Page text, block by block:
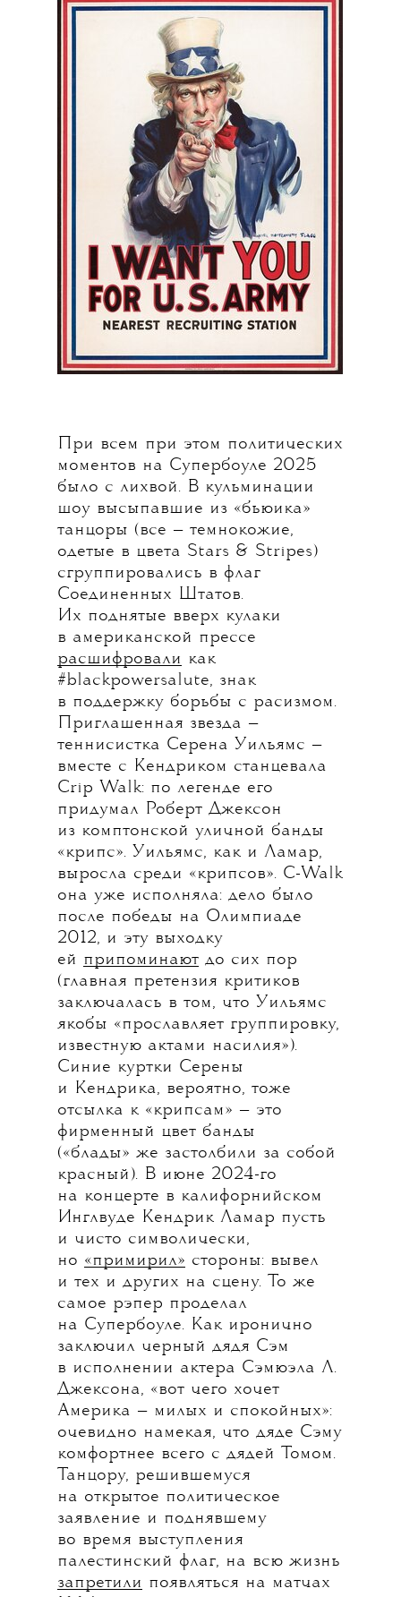
При всем при этом политических
моментов на Супербоуле 2025
было с лихвой. В кульминации
шоу высыпавшие из «бьюика»
танцоры (все — темнокожие,
одетые в цвета Stars & Stripes)
сгруппировались в флаг
Соединенных Штатов.
Их поднятые вверх кулаки
в американской прессе
расшифровали как
#blackpowersalute, знак
в поддержку борьбы с расизмом.
Приглашенная звезда —
теннисистка Серена Уильямс —
вместе с Кендриком станцевала
Crip Walk: по легенде его
придумал Роберт Джексон
из комптонской уличной банды
«крипс». Уильямс, как и Ламар,
выросла среди «крипсов». С-Walk
она уже исполняла: дело было
после победы на Олимпиаде
2012, и эту выходку
ей припоминают до сих пор
(главная претензия критиков
заключалась в том, что Уильямс
якобы «прославляет группировку,
известную актами насилия»).
Синие куртки Серены
и Кендрика, вероятно, тоже
отсылка к «крипсам» — это
фирменный цвет банды
(«блады» же застолбили за собой
красный). В июне 2024-го
на концерте в калифорнийском
Инглвуде Кендрик Ламар пусть
и чисто символически,
но «примирил» стороны: вывел
и тех и других на сцену. То же
самое рэпер проделал
на Супербоуле. Как иронично
заключил черный дядя Сэм
в исполнении актера Сэмюэла Л.
Джексона, «вот чего хочет
Америка — милых и спокойных»:
очевидно намекая, что дяде Сэму
комфортнее всего с дядей Томом.
Танцору, решившемуся
на открытое политическое
заявление и поднявшему
во время выступления
палестинский флаг, на всю жизнь
запретили появляться на матчах